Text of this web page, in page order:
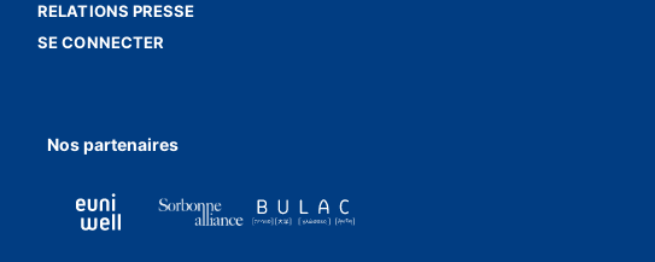
RELATIONS PRESSE
SE CONNECTER
Nos partenaires